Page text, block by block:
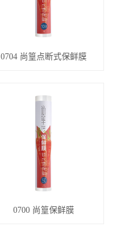
0704 尚篁点断式保鲜膜
0700 尚篁保鲜膜